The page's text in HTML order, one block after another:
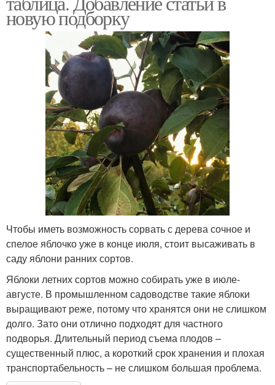
новую подборку
Чтобы иметь возможность сорвать с дерева сочное и
спелое яблочко уже в конце июля, стоит высаживать в
саду яблони ранних сортов.
Яблоки летних сортов можно собирать уже в июле-
августе. В промышленном садоводстве такие яблоки
выращивают реже, потому что хранятся они не слишком
долго. Зато они отлично подходят для частного
подворья. Длительный период съема плодов –
существенный плюс, а короткий срок хранения и плохая
транспортабельность – не слишком большая проблема.